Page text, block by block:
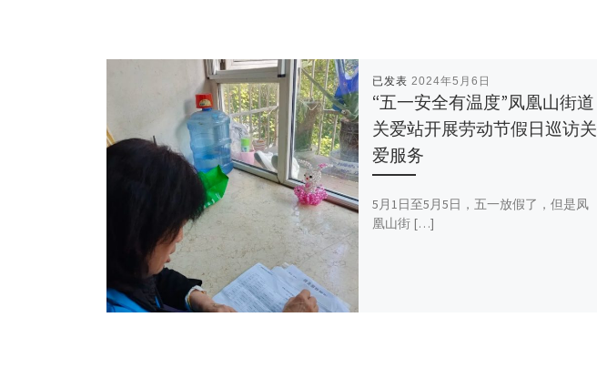
已发表 2024年5月6日
“五一安全有温度”凤凰山街道
关爱站开展劳动节假日巡访关
爱服务
5月1日至5月5日，五一放假了，但是凤
凰山街 […]